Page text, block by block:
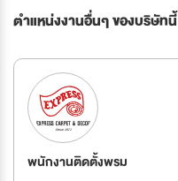
ตำแหน่งงานอื่นๆ ของบริษัทนี้
พนักงานติดตั้งพรม